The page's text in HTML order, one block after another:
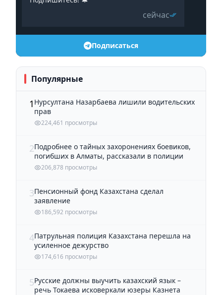
сейчас
Подписаться
Популярные
1 Нурсултана Назарбаева лишили водительских
прав
224,461 просмотры
2Подробнее о тайных захоронениях боевиков,
погибших в Алматы, рассказали в полиции
206,878 просмотры
3Пенсионный фонд Казахстана сделал
заявление
186,592 просмотры
4Патрульная полиция Казахстана перешла на
усиленное дежурство
174,616 просмотры
5Русские должны выучить казахский язык –
речь Токаева исковеркали юзеры Казнета